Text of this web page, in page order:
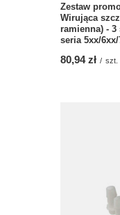
Zestaw
Wirująca
ramienna) - 3
seria 5xx/
80,94 zł / szt.